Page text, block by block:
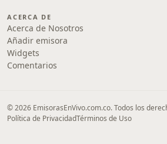
ACERCA DE
Acerca de Nosotros
Añadir emisora
Widgets
Comentarios
© 2026 EmisorasEnVivo.com.co. Todos los
Política de PrivacidadTérminos de Uso